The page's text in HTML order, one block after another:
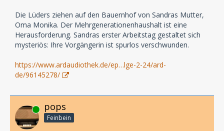
Die Lüders ziehen auf den Bauernhof von Sandras Mutter,
Oma Monika. Der Mehrgenerationenhaushalt ist eine
Herausforderung. Sandras erster Arbeitstag gestaltet sich
mysteriös: Ihre Vorgängerin ist spurlos verschwunden.
https://www.ardaudiothek.de/ep…lge-2-24/ard-
de/96145278/
Online pops
Feinbein